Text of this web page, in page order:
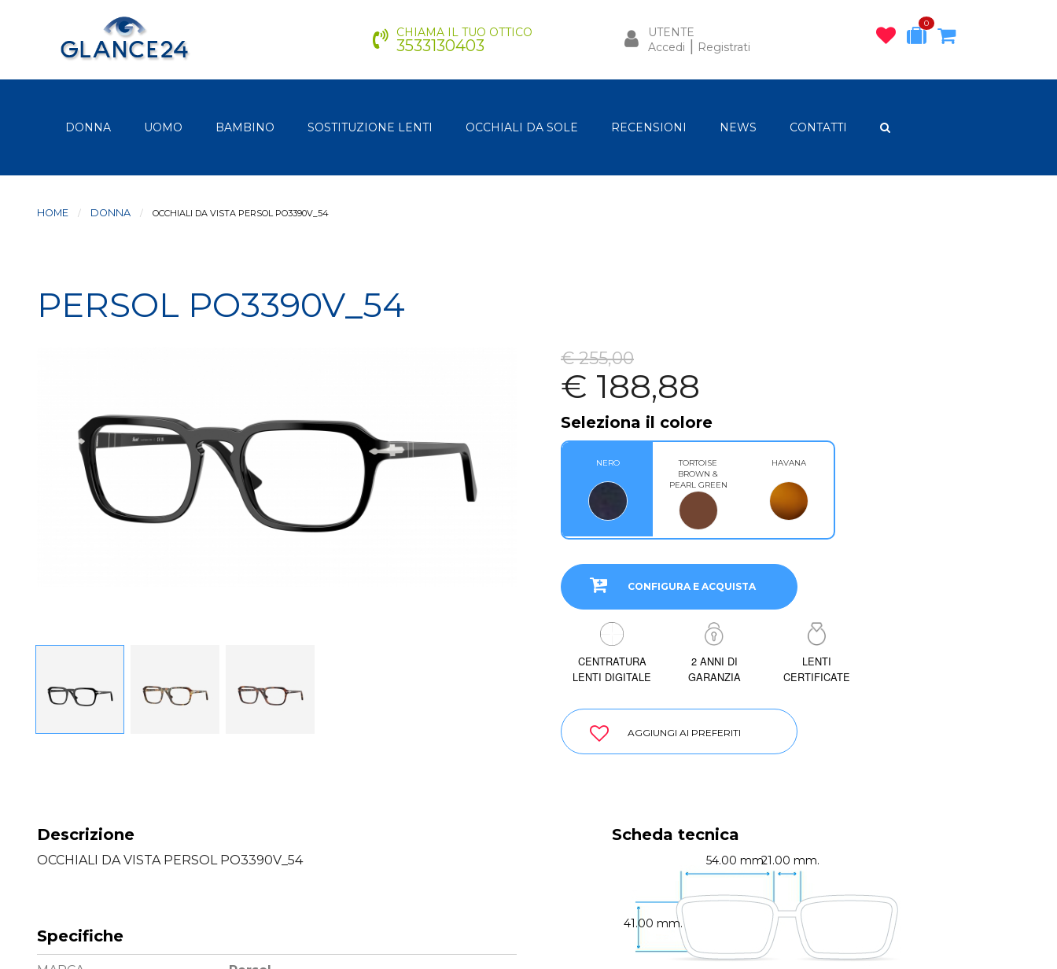
CHIAMA IL TUO OTTICO
3533130403
UTENTE
Accedi | Registrati
0
DONNA UOMO BAMBINO SOSTITUZIONE LENTI OCCHIALI DA SOLE RECENSIONI NEWS CONTATTI
HOME DONNA CURRENT:
OCCHIALI DA VISTA PERSOL PO3390V_54
PERSOL PO3390V_54
€ 255,00
€ 188,88
Seleziona il colore
NERO
TORTOISE
BROWN &
PEARL GREEN
HAVANA
CONFIGURA E ACQUISTA
CENTRATURA
LENTI DIGITALE
2 ANNI DI
GARANZIA
LENTI
CERTIFICATE
AGGIUNGI AI PREFERITI
Descrizione
OCCHIALI DA VISTA PERSOL PO3390V_54
Specifiche
Scheda tecnica
54.00 mm.21.00 mm.
41.00 mm.